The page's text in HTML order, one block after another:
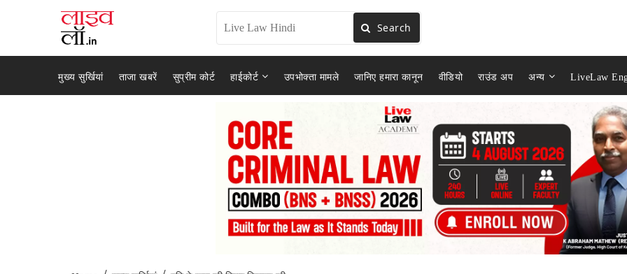
Search
मुख्य सुर्खियां ताजा खबरें सुप्रीम कोर्ट हाईकोर्ट उपभोक्ता मामले जानिए हमारा कानून वीडियो राउंड अप अन्य LiveLaw